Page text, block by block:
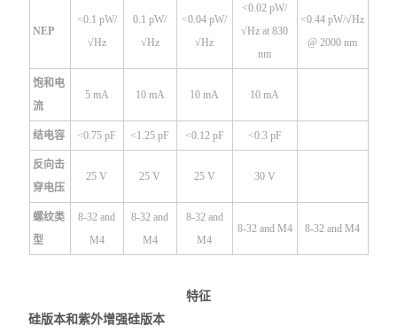
NEP
<0.1 pW/
√Hz
0.1 pW/
√Hz
<0.04 pW/
√Hz
<0.02 pW/
√Hz at 830
nm
<0.44 pW/√Hz
@ 2000 nm
饱和电
流
5 mA 10 mA 10 mA 10 mA
结电容 <0.75 pF <1.25 pF <0.12 pF <0.3 pF
反向击
穿电压
25 V 25 V 25 V 30 V
螺纹类
型
8-32 and
M4
8-32 and
M4
8-32 and
M4
8-32 and M4 8-32 and M4
特征
硅版本和紫外增强硅版本